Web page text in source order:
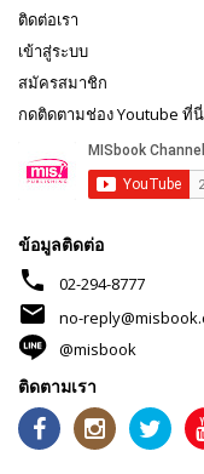
ติดต่อเรา
เข้าสู่ระบบ
สมัครสมาชิก
กดติดตามช่อง Youtube ที่นี่
ข้อมูลติดต่อ
phone 02-294-8777
mail
no-
@misbook
ติดตามเรา